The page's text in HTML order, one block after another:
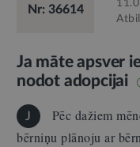
Nr: 36614
Ja māte apsver
nodot adopcijai
J
Pēc dažiem
bērniņu plānoju ar